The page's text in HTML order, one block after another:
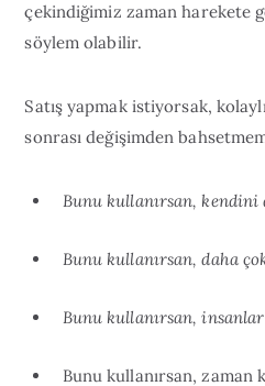
çekindiğimiz zaman harekete
söylem olabilir.
Satış yapmak istiyorsak,
sonrası değişimden
Bunu kullanırsan, kendini
Bunu kullanırsan, daha
Bunu kullanırsan, insanlar
Bunu kullanırsan, zaman